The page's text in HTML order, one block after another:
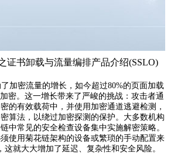
证书卸载与流量编排产品介绍(SSLO)
加密流量的增长，如今超过80%的页面加载
密。这一增长带来了严峻的挑战：攻击者通
的有效载荷中，并使用加密通道逃避检测，
算法，以绕过加密探测的保护。大多数机构
中常见的安全检查设备集中实施解密策略。
使用菊花链架构的设备或繁琐的手动配置来
这就大大增加了延迟、复杂性和安全风险。